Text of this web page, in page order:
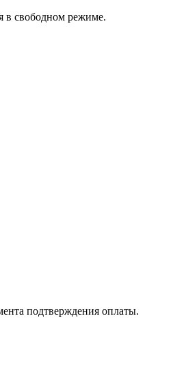
в свободном режиме.
подтверждения оплаты.